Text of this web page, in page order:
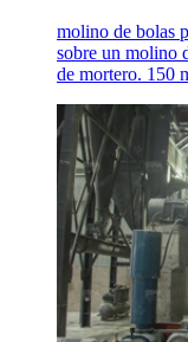
molino de bolas
sobre un molino
de mortero. 150